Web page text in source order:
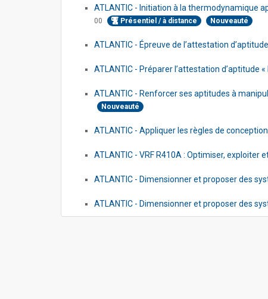
ATLANTIC - Initiation à la thermodynamique
00
Présentiel / à distance Nouveauté
ATLANTIC - Épreuve de l’attestation
ATLANTIC - Préparer l’attestation d’aptitude
ATLANTIC - Renforcer ses aptitudes à
Nouveauté
ATLANTIC - Appliquer les règles de
ATLANTIC - VRF R410A : Optimiser, exploiter
ATLANTIC - Dimensionner et proposer des
ATLANTIC - Dimensionner et proposer des